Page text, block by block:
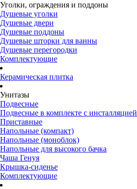
Уголки, ограждения и поддоны
Душевые уголки
Душевые двери
Душевые поддоны
Душевые шторки для ванны
Душевые перегородки
Комплектующие
Керамическая плитка
Унитазы
Подвесные
Подвесные в комплекте с инсталляцией
Приставные
Напольные (компакт)
Напольные (моноблок)
Напольные для высокого бачка
Чаша Генуя
Крышка-сиденье
Комплектующие